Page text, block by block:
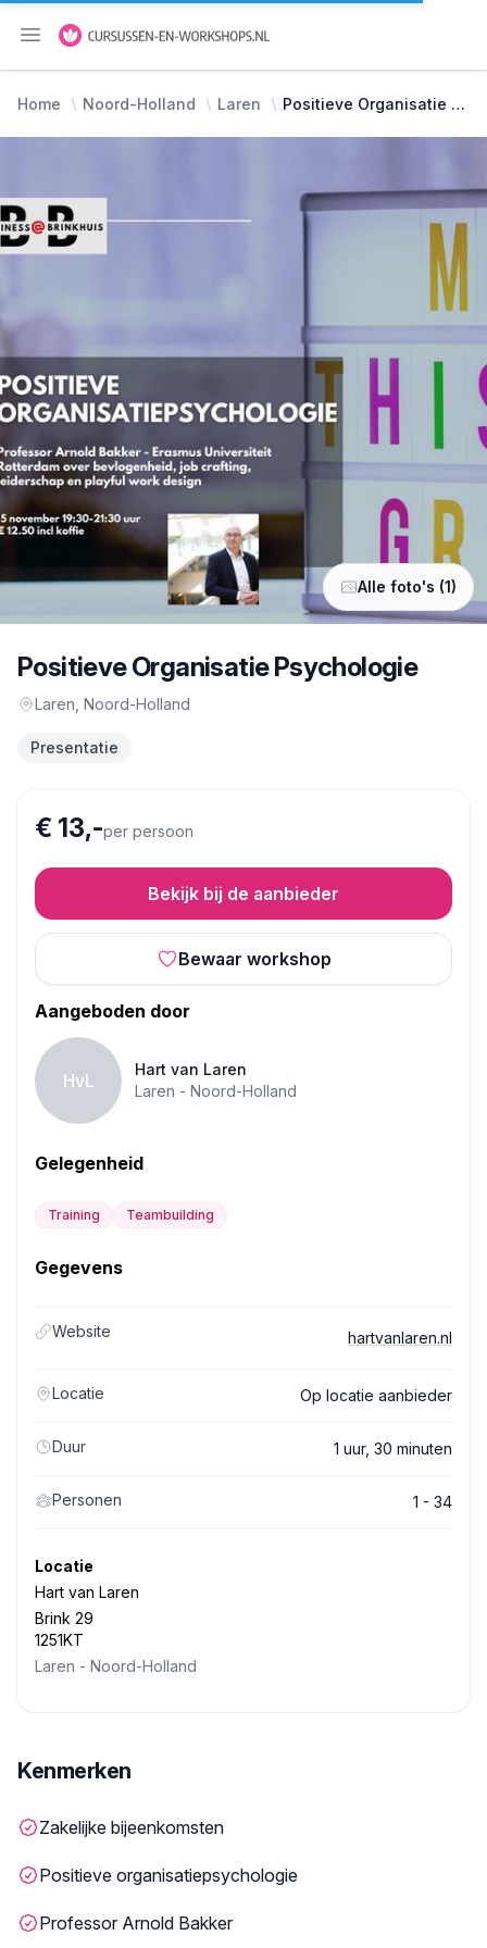
Menu openen
Home Noord-Holland Laren Positieve Organisatie Psychologie
Alle foto's (1)
Positieve Organisatie Psychologie
Laren , Noord-Holland
Presentatie
€ 13,-per persoon
Bekijk bij de aanbieder
Bewaar workshop
Aangeboden door
HvL
Hart van Laren
Laren - Noord-Holland
Gelegenheid
Training Teambuilding
Gegevens
Website hartvanlaren.nl
Locatie Op locatie aanbieder
Duur 1 uur, 30 minuten
Personen 1 - 34
Locatie
Hart van Laren
Brink 29
1251KT
Laren - Noord-Holland
Kenmerken
Zakelijke bijeenkomsten
Positieve organisatiepsychologie
Professor Arnold Bakker